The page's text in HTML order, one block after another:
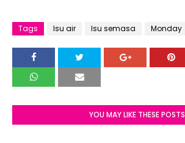
Tags Isu air Isu semasa Monday
YOU MAY LIKE THESE POSTS